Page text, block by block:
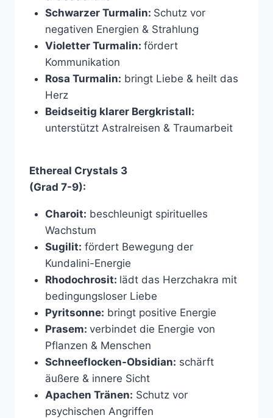
Schwarzer Turmalin: Schutz vor
negativen Energien & Strahlung
Violetter Turmalin: fördert
Kommunikation
Rosa Turmalin: bringt Liebe & heilt das
Herz
Beidseitig klarer Bergkristall:
unterstützt Astralreisen & Traumarbeit
Ethereal Crystals 3
(Grad 7-9):
Charoit: beschleunigt spirituelles
Wachstum
Sugilit: fördert Bewegung der
Kundalini-Energie
Rhodochrosit: lädt das Herzchakra mit
bedingungsloser Liebe
Pyritsonne: bringt positive Energie
Prasem: verbindet die Energie von
Pflanzen & Menschen
Schneeflocken-Obsidian: schärft
äußere & innere Sicht
Apachen Tränen: Schutz vor
psychischen Angriffen